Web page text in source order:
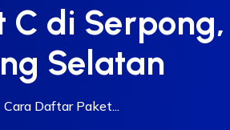
C di Serpong,
Selatan
Cara Daftar Paket...